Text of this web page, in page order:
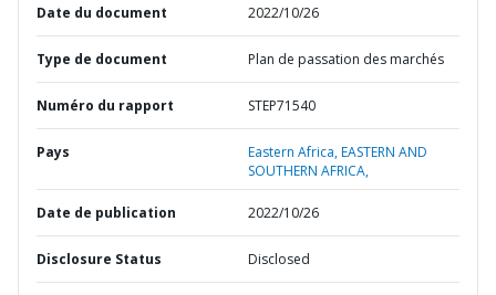
Date du document 2022/10/26
Type de document Plan de passation des marchés
Numéro du rapport STEP71540
Pays Eastern Africa,EASTERN AND
SOUTHERN AFRICA,
Date de publication 2022/10/26
Disclosure Status Disclosed